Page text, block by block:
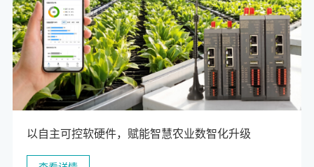
以自主可控软硬件，赋能智慧农业数智化升级